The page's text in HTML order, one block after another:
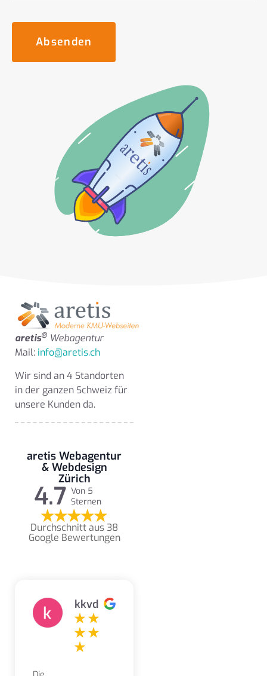
Absenden
aretis® Webagentur
Mail: info@aretis.ch
Wir sind an 4 Standorten
in der ganzen Schweiz für
unsere Kunden da.
aretis Webagentur
& Webdesign
Zürich
4.7 Von 5
Sternen
Durchschnitt aus 38
Google Bewertungen
kkvd